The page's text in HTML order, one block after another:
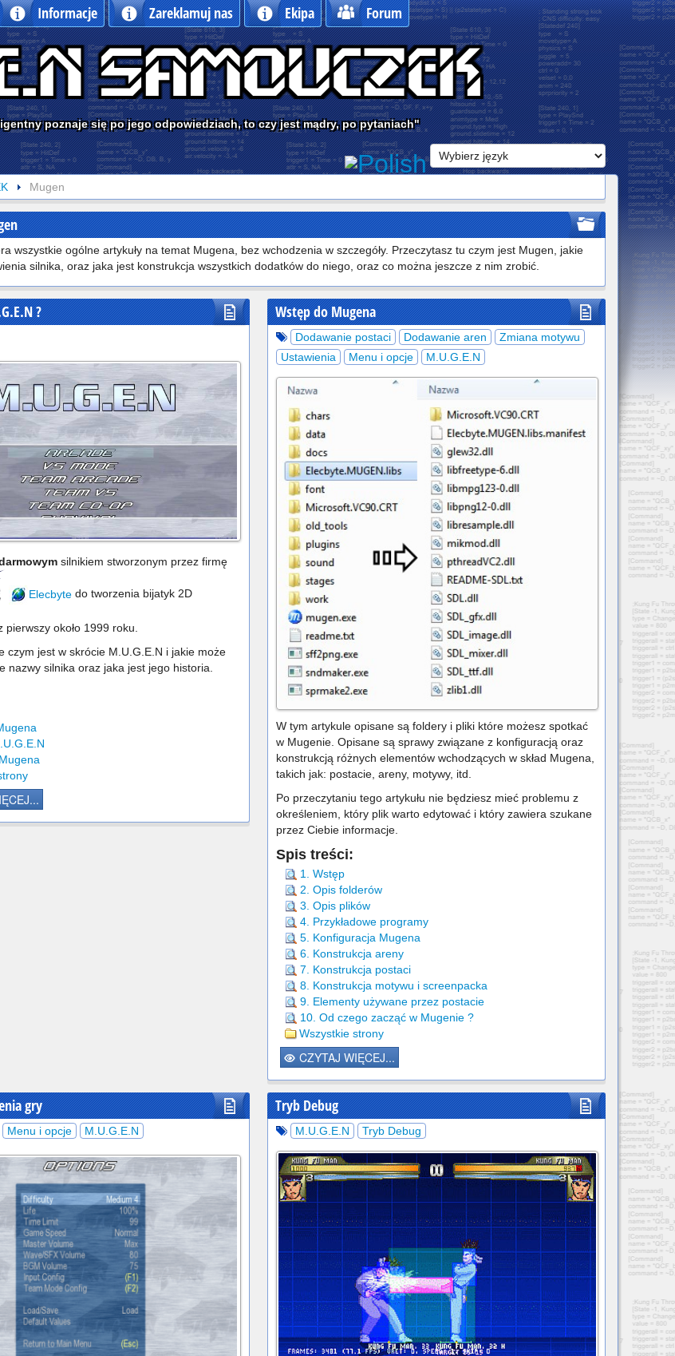
Informacje Zareklamuj nas Ekipa Forum
poznaje się po jego odpowiedziach, to czy jest mądry, po pytaniach"
Mugen
wszystkie ogólne artykuły na temat Mugena, bez wchodzenia w szczegóły. Przeczytasz tu czym jest Mugen, jakie
silnika, oraz jaka jest konstrukcja wszystkich dodatków do niego, oraz co można jeszcze z nim zrobić.
?
silnikiem stworzonym przez firmę
Elecbyte do tworzenia bijatyk 2D
pierwszy około 1999 roku.
czym jest w skrócie M.U.G.E.N i jakie może
nazwy silnika oraz jaka jest jego historia.
Wstęp do Mugena
Dodawanie postaci Dodawanie aren
Zmiana motywu
Ustawienia
Menu i opcje M.U.G.E.N
W tym artykule opisane są foldery i pliki które możesz spotkać
w Mugenie. Opisane są sprawy związane z konfiguracją oraz
konstrukcją różnych elementów wchodzących w skład Mugena,
takich jak: postacie, areny, motywy, itd.
Po przeczytaniu tego artykułu nie będziesz mieć problemu z
określeniem, który plik warto edytować i który zawiera szukane
przez Ciebie informacje.
Spis treści:
1. Wstęp
2. Opis folderów
3. Opis plików
4. Przykładowe programy
5. Konfiguracja Mugena
6. Konstrukcja areny
7. Konstrukcja postaci
8. Konstrukcja motywu i screenpacka
9. Elementy używane przez postacie
10. Od czego zacząć w Mugenie ?
Wszystkie strony
CZYTAJ WIĘCEJ...
gry
Menu i opcje M.U.G.E.N
Tryb Debug
M.U.G.E.N Tryb Debug